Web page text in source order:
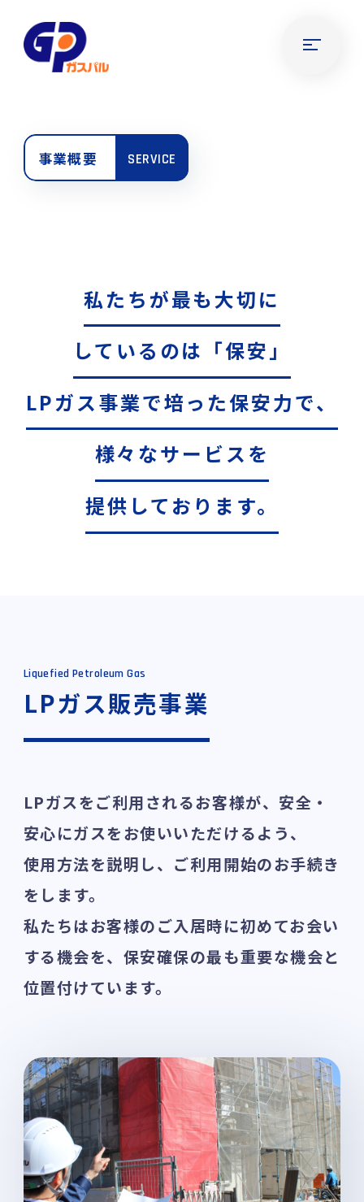
事業概要 SERVICE
私たちが最も大切に
しているのは「保安」
LPガス事業で培った保安力で、
様々なサービスを
提供しております。
Liquefied Petroleum Gas
LPガス販売事業
LPガスをご利用されるお客様が、安全・
安心にガスをお使いいただけるよう、
使用方法を説明し、ご利用開始のお手続き
をします。
私たちはお客様のご入居時に初めてお会い
する機会を、保安確保の最も重要な機会と
位置付けています。